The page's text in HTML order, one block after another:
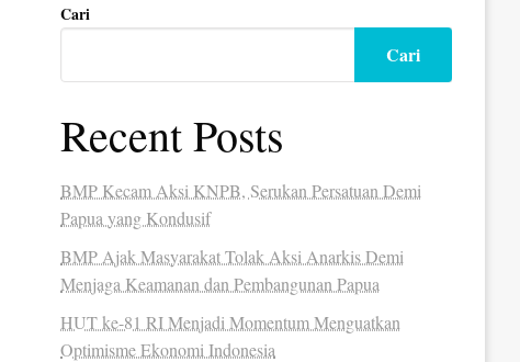
Cari
Cari
Recent Posts
BMP Kecam Aksi KNPB, Serukan Persatuan Demi
Papua yang Kondusif
BMP Ajak Masyarakat Tolak Aksi Anarkis Demi
Menjaga Keamanan dan Pembangunan Papua
HUT ke-81 RI Menjadi Momentum Menguatkan
Optimisme Ekonomi Indonesia